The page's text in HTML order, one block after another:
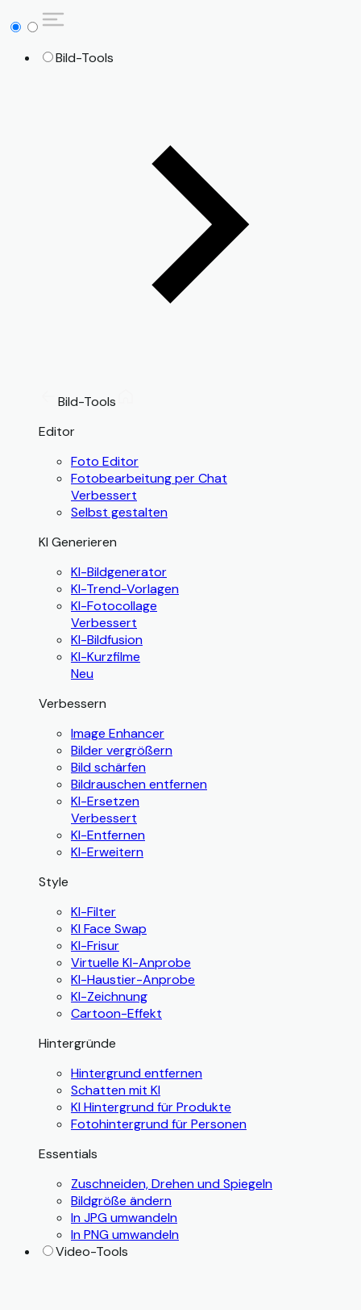
Bild-Tools
Bild-Tools
Editor
Foto Editor
Fotobearbeitung per Chat
Verbessert
Selbst gestalten
KI Generieren
KI-Bildgenerator
KI-Trend-Vorlagen
KI-Fotocollage
Verbessert
KI-Bildfusion
KI-Kurzfilme
Neu
Verbessern
Image Enhancer
Bilder vergrößern
Bild schärfen
Bildrauschen entfernen
KI-Ersetzen
Verbessert
KI-Entfernen
KI-Erweitern
Style
KI-Filter
KI Face Swap
KI-Frisur
Virtuelle KI-Anprobe
KI-Haustier-Anprobe
KI-Zeichnung
Cartoon-Effekt
Hintergründe
Hintergrund entfernen
Schatten mit KI
KI Hintergrund für Produkte
Fotohintergrund für Personen
Essentials
Zuschneiden, Drehen und Spiegeln
Bildgröße ändern
In JPG umwandeln
In PNG umwandeln
Video-Tools